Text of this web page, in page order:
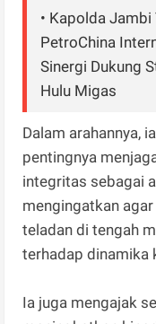
• Kapolda
PetroChina
Sinergi Dukung
Hulu Migas
Dalam arahannya,
pentingnya
integritas sebagai
mengingatkan
teladan di tengah
terhadap dinamika
Ia juga mengajak